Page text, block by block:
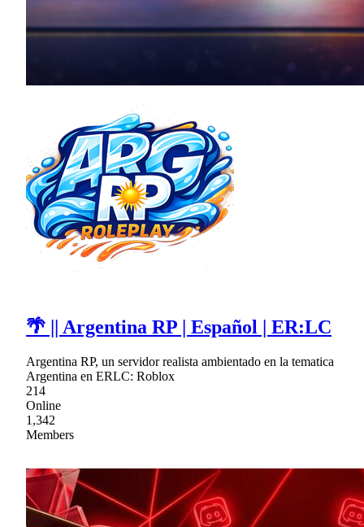
🌴 || Argentina RP | Español | ER:LC
Argentina RP, un servidor realista ambientado en la tematica
Argentina en ERLC: Roblox
214
Online
1,342
Members